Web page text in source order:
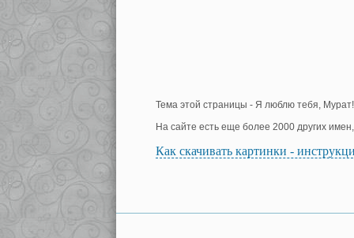
Тема этой страницы - Я люблю тебя,
На сайте есть еще более 2000 других
Как скачивать картинки -